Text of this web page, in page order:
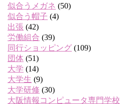
似合うメガネ (50)
似合う帽子 (4)
出張 (42)
労働組合 (39)
同行ショッピング (109)
団体 (51)
大学 (14)
大学生 (9)
大学研修 (30)
大阪情報コンピュータ専門学校